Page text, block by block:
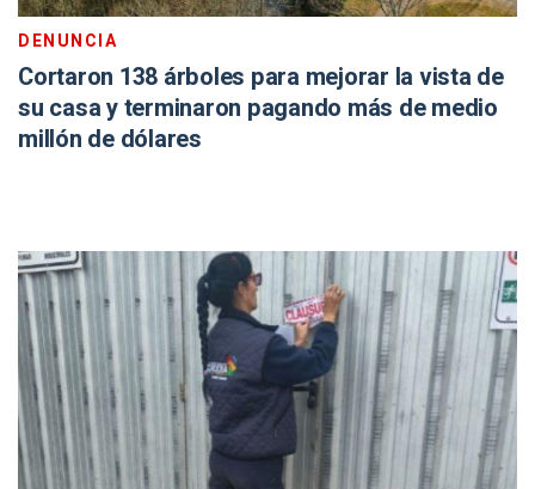
DENUNCIA
Cortaron 138 árboles para mejorar la vista de
su casa y terminaron pagando más de medio
millón de dólares